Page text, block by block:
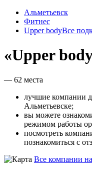
Альметьевск
Фитнес
Upper bodyВсе
«Upper
— 62 места
лучшие компании
Альметьевске;
вы можете
режимом работы
посмотреть
познакомиться с
Все компании